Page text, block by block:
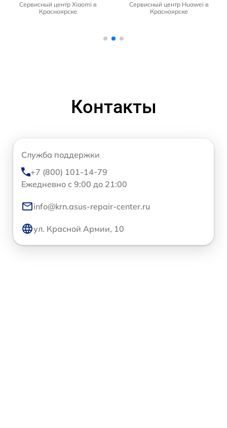
Сервисный центр Xiaomi в
Красноярске
Сервисный центр Huawei в
Красноярске
Контакты
Служба поддержки
+7 (800) 101-14-79
Ежедневно с 9:00 до 21:00
info@krn.asus-repair-center.ru
ул. Красной Армии, 10